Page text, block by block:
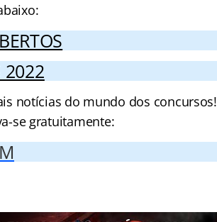
2022
notícias do mundo dos concursos!
se gratuitamente: